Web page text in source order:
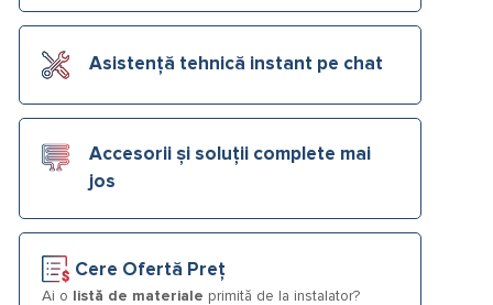
Asistență tehnică instant pe chat
Accesorii și soluții complete mai
jos
Cere Ofertă Preț
Ai o listă de materiale primită de la instalator?